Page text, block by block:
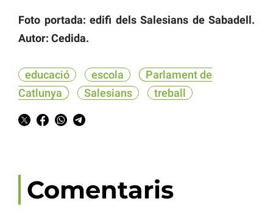
Foto portada: edifi dels Salesians de Sabadell.
Autor: Cedida.
educació escola
Parlament de
Catlunya
Salesians treball
Comentaris